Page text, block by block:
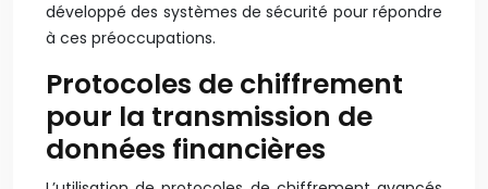
développé des systèmes de sécurité pour répondre
à ces préoccupations.
Protocoles de chiffrement
pour la transmission de
données financières